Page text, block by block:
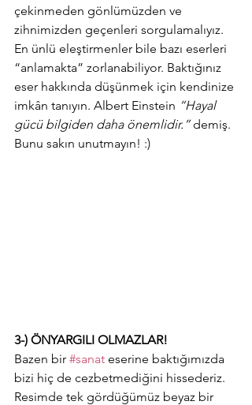
çekinmeden gönlümüzden ve
zihnimizden geçenleri sorgulamalıyız.
En ünlü eleştirmenler bile bazı eserleri
“anlamakta” zorlanabiliyor. Baktığınız
eser hakkında düşünmek için kendinize
imkân tanıyın. Albert Einstein “Hayal
gücü bilgiden daha önemlidir.” demiş.
Bunu sakın unutmayın! :)
3-) ÖNYARGILI OLMAZLAR!
Bazen bir #sanat eserine baktığımızda
bizi hiç de cezbetmediğini hissederiz.
Resimde tek gördüğümüz beyaz bir